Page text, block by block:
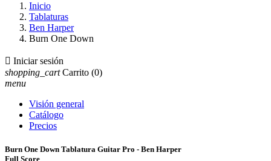
Inicio
Tablaturas
Ben Harper
Burn One Down
 Iniciar sesión
shopping_cart Carrito (0)
menu
Visión general
Catálogo
Precios
Burn One Down Tablatura Guitar Pro - Ben Harper
Full Score